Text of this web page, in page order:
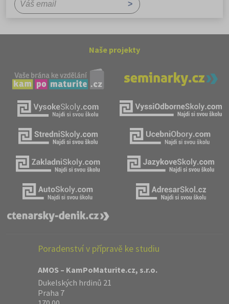
Naše projekty
Poradenství v přípravě ke studiu
AMOS – KamPoMaturite.cz, s.r.o.
Dukelských hrdinů 21
Praha 7